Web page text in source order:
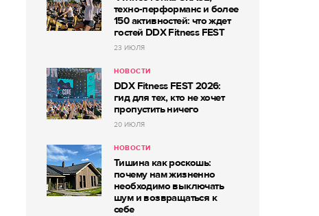
техно-перформанс и более
150 активностей: что ждет
гостей DDX Fitness FEST
23 ИЮЛЯ
НОВОСТИ
DDX Fitness FEST 2026:
гид для тех, кто не хочет
пропустить ничего
20 ИЮЛЯ
НОВОСТИ
Тишина как роскошь:
почему нам жизненно
необходимо выключать
шум и возвращаться к
себе